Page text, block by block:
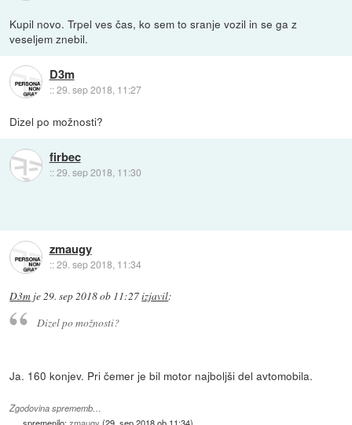
Kupil novo. Trpel ves čas, ko sem to sranje vozil in se ga z
veseljem znebil.
D3m
::29. sep 2018, 11:27
Dizel po možnosti?
firbec
::29. sep 2018, 11:30
zmaugy
::29. sep 2018, 11:34
D3m je29. sep 2018 ob 11:27izjavil:
Dizel po možnosti?
Ja. 160 konjev. Pri čemer je bil motor najboljši del avtomobila.
Zgodovina sprememb…
spremenilo:zmaugy (29. sep 2018 ob 11:34)